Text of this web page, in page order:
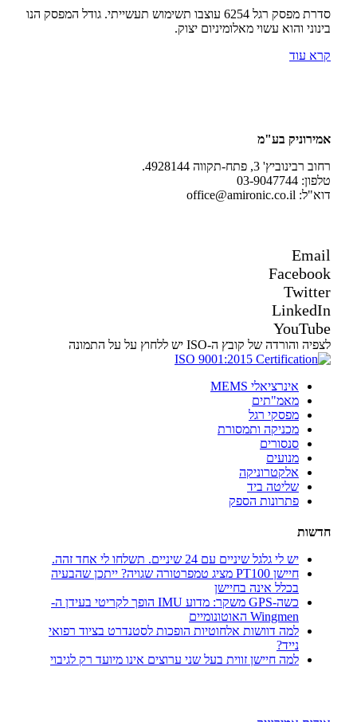
סדרת מפסק רגל 6254 עוצבו תשימוש תעשייתי. גודל המפסק הנו
בינוני והוא עשוי מאלומיניום יצוק.
קרא עוד
אמירוניק בע"מ
רחוב רבינוביץ' 3, פתח-תקווה 4928144.
טלפון: 03-9047744
דוא"ל: office@amironic.co.il
Email
Facebook
Twitter
LinkedIn
YouTube
לצפיה והורדה של קובץ ה-ISO יש ללחוץ על על התמונה
אינרציאלי MEMS
מאמ"תים
מפסקי רגל
מכניקה ותמסורת
סנסורים
מנועים
אלקטרוניקה
שליטה ביד
פתרונות הספק
חדשות
יש לי גלגל שיניים עם 24 שיניים. תשלחו לי אחד זהה.
חיישן PT100 מציג טמפרטורה שגויה? ייתכן שהבעיה
בכלל אינה בחיישן
כשה-GPS משקר: מדוע IMU הופך לקריטי בעידן ה-
Wingmen האוטונומיים
למה דוושות אלחוטיות הופכות לסטנדרט בציוד רפואי
נייד?
למה חיישן זווית בעל שני ערוצים אינו מיועד רק לגיבוי